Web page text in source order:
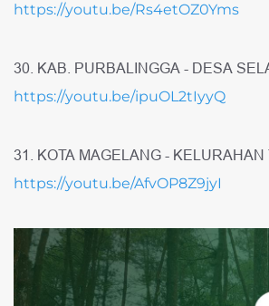
https://youtu.be/Rs4etOZ0Yms
30. KAB. PURBALINGGA - DESA
https://youtu.be/ipuOL2tIyyQ
31. KOTA MAGELANG - KELURAHAN
https://youtu.be/AfvOP8Z9jyI